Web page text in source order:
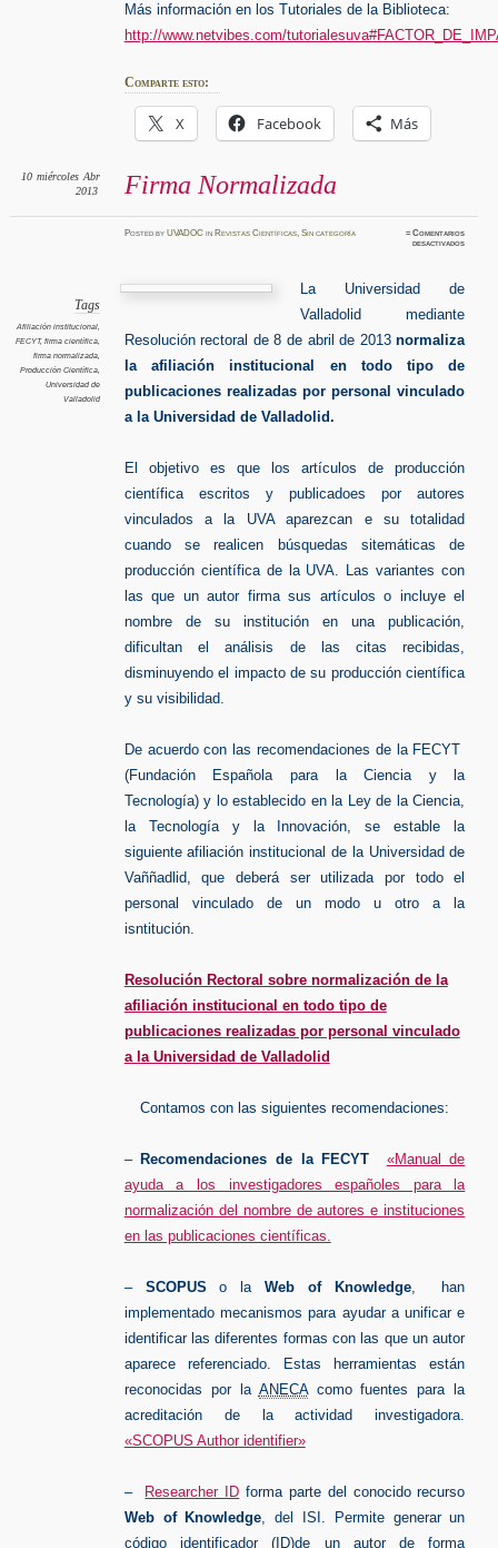
Más información en los Tutoriales de la Biblioteca:
http://www.netvibes.com/
Comparte esto:
X Facebook Más
Firma Normalizada
10 miércoles Abr
2013
PostedbyUVADOC in Revistas Científicas,Sin categoría ≈Comentarios
desactivadosen
Tags
Afiliación institucional,
FECYT, firma científica,
firma normalizada,
Producción Científica,
Universidad de
Valladolid
La Universidad de
Valladolid mediante
Resolución rectoral de 8 de abril de 2013normaliza
la afiliación institucional en todo tipo de
publicaciones realizadas por personal vinculado
a la Universidad de Valladolid.
El objetivo es que los artículos de producción
científica escritos y publicadoes por autores
vinculados a la UVA aparezcan e su totalidad
cuando se realicen búsquedas sitemáticas de
producción científica de la UVA. Las variantes con
las que un autor firma sus artículos o incluye el
nombre de su institución en una publicación,
dificultan el análisis de las citas recibidas,
disminuyendo el impacto de su producción científica
y su visibilidad.
De acuerdo con las recomendaciones de la FECYT
(Fundación Española para la Ciencia y la
Tecnología) y lo establecido en la Ley de la Ciencia,
la Tecnología y la Innovación, se estable la
siguiente afiliación institucional de la Universidad de
Vaññadlid, que deberá ser utilizada por todo el
personal vinculado de un modo u otro a la
isntitución.
Resolución Rectoral sobre normalización de la
afiliación institucional en todo tipo de
publicaciones realizadas por personal vinculado
a la Universidad de Valladolid
Contamos con las siguientes recomendaciones:
– Recomendaciones de la FECYT
«Manual de
ayuda a los investigadores españoles para la
normalización del nombre de autores e instituciones
en las publicaciones científicas.
– SCOPUS o laWeb of Knowledge, han
implementado mecanismos para ayudar a unificar e
identificar las diferentes formas con las que un autor
aparece referenciado. Estas herramientas están
reconocidas por la ANECAcomo fuentes para la
acreditación de la actividad investigadora.
«SCOPUS Author identifier»
– Researcher ID forma parte del conocido recurso
Web of Knowledge, del ISI. Permite generar un
código identificador (ID)de un autor de forma